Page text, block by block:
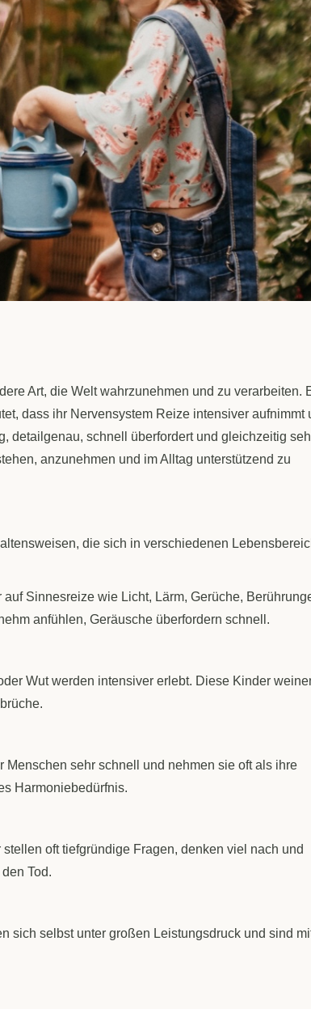
Art, die Welt wahrzunehmen und zu verarbeiten.
dass ihr Nervensystem Reize intensiver aufnimmt
detailgenau, schnell überfordert und gleichzeitig
anzunehmen und im Alltag unterstützend zu
die sich in verschiedenen
auf Sinnesreize wie Licht, Lärm, Gerüche,
anfühlen, Geräusche überfordern schnell.
Wut werden intensiver erlebt. Diese Kinder
Menschen sehr schnell und nehmen sie oft als ihre
Harmoniebedürfnis.
oft tiefgründige Fragen, denken viel nach und
Tod.
sich selbst unter großen Leistungsdruck und sind